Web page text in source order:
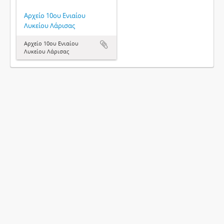
Αρχείο 10ου Ενιαίου
Λυκείου Λάρισας
Αρχείο 10ου Ενιαίου
Λυκείου Λάρισας